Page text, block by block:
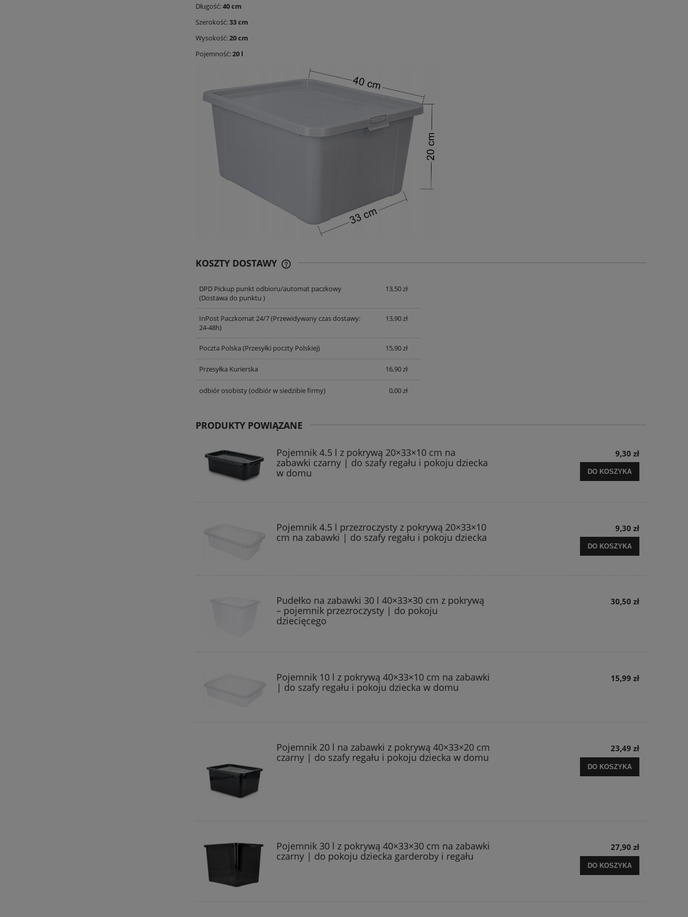
Długość:40 cm
Szerokość:33 cm
Wysokość:20 cm
Pojemność:20 l
KOSZTY DOSTAWY
CENA NIE ZAWIERA EWENTUALNYCH
DPD Pickup punkt odbioru/automat paczkowy
(Dostawa do punktu )
13,50 zł
InPost Paczkomat 24/7(Przewidywany czas dostawy:
24-48h)
13,90 zł
Poczta Polska (Przesyłki poczty Polskiej) 15,90 zł
Przesyłka Kurierska 16,90 zł
odbiór osobisty(odbiór w siedzibie firmy) 0,00 zł
PRODUKTY POWIĄZANE
Pojemnik 4.5 l z pokrywą 20×33×10 cm na
zabawki czarny | do szafy regału i pokoju dziecka
w domu
9,30 zł
DO KOSZYKA
Pojemnik 4.5 l przezroczysty z pokrywą 20×33×10
cm na zabawki | do szafy regału i pokoju dziecka
9,30 zł
DO KOSZYKA
Pudełko na zabawki 30 l 40×33×30 cm z pokrywą
– pojemnik przezroczysty | do pokoju
dziecięcego
30,50 zł
Pojemnik 10 l z pokrywą 40×33×10 cm na zabawki
| do szafy regału i pokoju dziecka w domu
15,99 zł
Pojemnik 20 l na zabawki z pokrywą 40×33×20 cm
czarny | do szafy regału i pokoju dziecka w domu
23,49 zł
DO KOSZYKA
Pojemnik 30 l z pokrywą 40×33×30 cm na zabawki
czarny | do pokoju dziecka garderoby i regału
27,90 zł
DO KOSZYKA